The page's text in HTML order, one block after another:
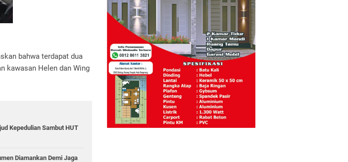
bahwa terdapat dua
kawasan Helen dan Wing
Kepedulian Sambut HUT
Diamankan Demi Jaga